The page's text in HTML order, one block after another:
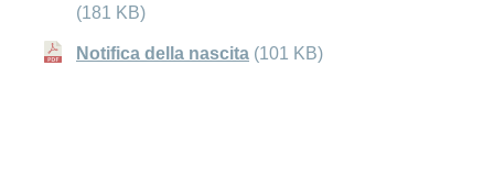
(181 KB)
Notifica della nascita (101 KB)